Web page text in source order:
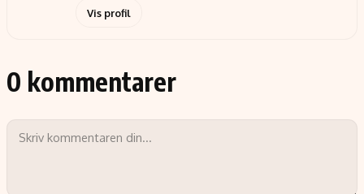
Vis profil
0 kommentarer